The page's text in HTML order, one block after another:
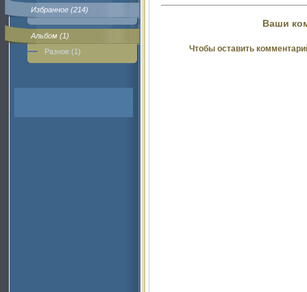
Избранное (214)
Альбом (1)
Разное (1)
Ваши
Чтобы оставить